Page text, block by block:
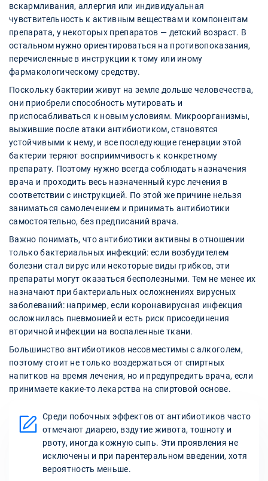
вскармливания, аллергия или индивидуальная
чувствительность к активным веществам и компонентам
препарата, у некоторых препаратов — детский возраст. В
остальном нужно ориентироваться на противопоказания,
перечисленные в инструкции к тому или иному
фармакологическому средству.
Поскольку бактерии живут на земле дольше человечества,
они приобрели способность мутировать и
приспосабливаться к новым условиям. Микроорганизмы,
выжившие после атаки антибиотиком, становятся
устойчивыми к нему, и все последующие генерации этой
бактерии теряют восприимчивость к конкретному
препарату. Поэтому нужно всегда соблюдать назначения
врача и проходить весь назначенный курс лечения в
соответствии с инструкцией. По этой же причине нельзя
заниматься самолечением и принимать антибиотики
самостоятельно, без предписаний врача.
Важно понимать, что антибиотики активны в отношении
только бактериальных инфекций: если возбудителем
болезни стал вирус или некоторые виды грибков, эти
препараты могут оказаться бесполезными. Тем не менее их
назначают при бактериальных осложнениях вирусных
заболеваний: например, если коронавирусная инфекция
осложнилась пневмонией и есть риск присоединения
вторичной инфекции на воспаленные ткани.
Большинство антибиотиков несовместимы с алкоголем,
поэтому стоит не только воздержаться от спиртных
напитков на время лечения, но и предупредить врача, если
принимаете какие-то лекарства на спиртовой основе.
Среди побочных эффектов от антибиотиков часто
отмечают диарею, вздутие живота, тошноту и
рвоту, иногда кожную сыпь. Эти проявления не
исключены и при парентеральном введении, хотя
вероятность меньше.